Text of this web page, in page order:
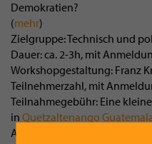
Demokratien?
(mehr)
Zielgruppe: Technisch und
Dauer: ca. 2-3h, mit
Workshopgestaltung: Franz
Teilnehmerzahl, mit
Teilnahmegebühr: Eine
in Quetzaltenango
Anmeldung erbeten an